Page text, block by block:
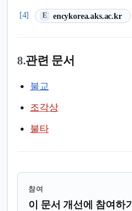
[4] E encykorea.aks.ac.kr
(새 탭에서 열림)
8.관련 문서
불교
조각상
불타
참여
이 문서 개선에 참여하기